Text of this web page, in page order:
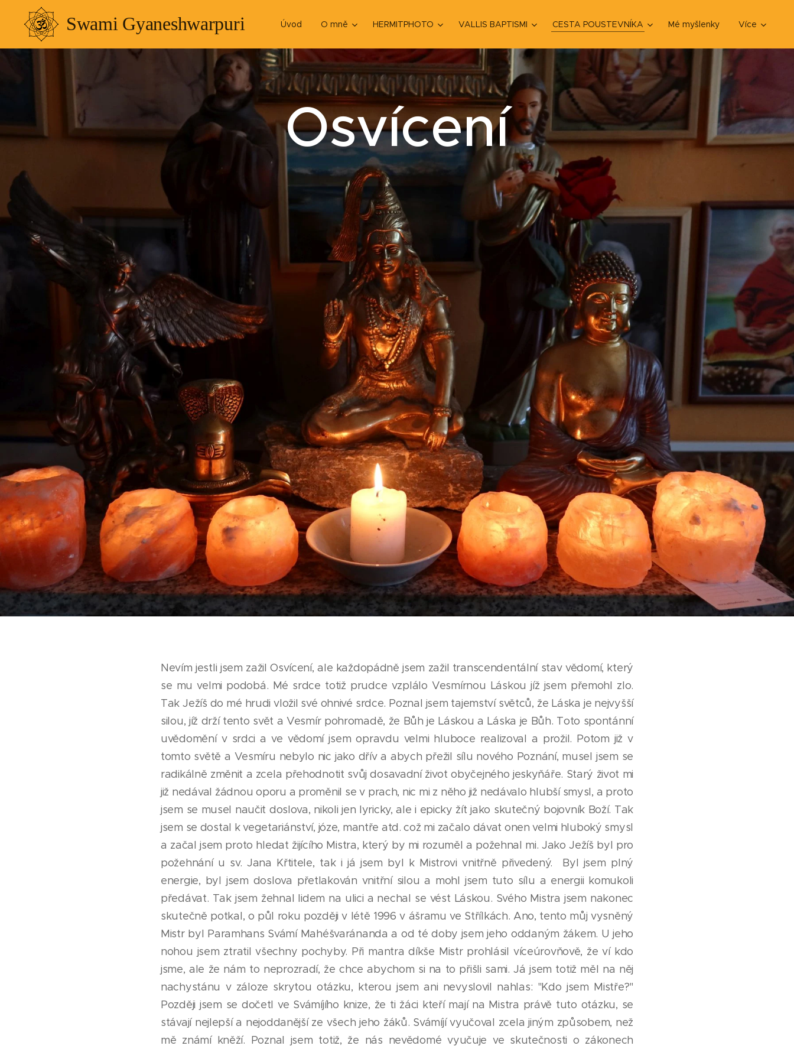
Swami Gyaneshwarpuri Úvod O mně HERMITPHOTO VALLIS BAPTISMI CESTA POUSTEVNÍKA Mé myšlenky Více
Osvícení
Nevím jestli jsem zažil Osvícení, ale každopádně jsem zažil transcendentální stav vědomí, který
se mu velmi podobá. Mé srdce totiž prudce vzplálo Vesmírnou Láskou jíž jsem přemohl zlo.
Tak Ježíš do mé hrudi vložil své ohnivé srdce. Poznal jsem tajemství světců, že Láska je nejvyšší
silou, jíž drží tento svět a Vesmír pohromadě, že Bůh je Láskou a Láska je Bůh. Toto spontánní
uvědomění v srdci a ve vědomí jsem opravdu velmi hluboce realizoval a prožil. Potom již v
tomto světě a Vesmíru nebylo nic jako dřív a abych přežil sílu nového Poznání, musel jsem se
radikálně změnit a zcela přehodnotit svůj dosavadní život obyčejného jeskyňáře. Starý život mi
již nedával žádnou oporu a proměnil se v prach, nic mi z něho již nedávalo hlubší smysl, a proto
jsem se musel naučit doslova, nikoli jen lyricky, ale i epicky žít jako skutečný bojovník Boží. Tak
jsem se dostal k vegetariánství, józe, mantře atd. což mi začalo dávat onen velmi hluboký smysl
a začal jsem proto hledat žijícího Mistra, který by mi rozuměl a požehnal mi. Jako Ježíš byl pro
požehnání u sv. Jana Křtitele, tak i já jsem byl k Mistrovi vnitřně přivedený. Byl jsem plný
energie, byl jsem doslova přetlakován vnitřní silou a mohl jsem tuto sílu a energii komukoli
předávat. Tak jsem žehnal lidem na ulici a nechal se vést Láskou. Svého Mistra jsem nakonec
skutečně potkal, o půl roku později v létě 1996 v ášramu ve Střílkách. Ano, tento můj vysněný
Mistr byl Paramhans Svámí Mahéšvaránanda a od té doby jsem jeho oddaným žákem. U jeho
nohou jsem ztratil všechny pochyby. Při mantra díkše Mistr prohlásil víceúrovňově, že ví kdo
jsme, ale že nám to neprozradí, že chce abychom si na to přišli sami. Já jsem totiž měl na něj
nachystánu v záloze skrytou otázku, kterou jsem ani nevyslovil nahlas: "Kdo jsem Mistře?"
Později jsem se dočetl ve Svámíjího knize, že ti žáci kteří mají na Mistra právě tuto otázku, se
stávají nejlepší a nejoddanější ze všech jeho žáků. Svámíjí vyučoval zcela jiným způsobem, než
mě známí kněží. Poznal jsem totiž, že nás nevědomé vyučuje ve skutečnosti o zákonech